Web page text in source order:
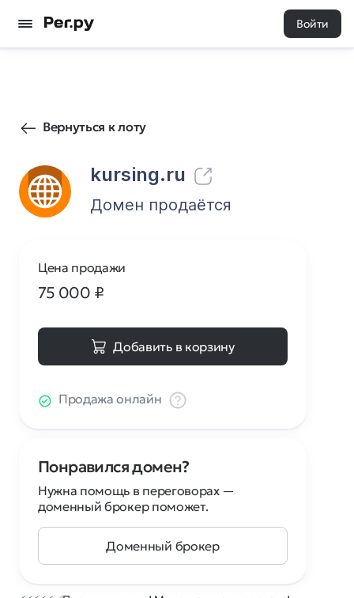
Войти
Вернуться к лоту
kursing.ru
821 0
Домен продаётся
Цена продажи
75 000 ₽
Добавить в корзину
Продажа онлайн
Понравился домен?
Нужна помощь в переговорах —
доменный брокер поможет.
Доменный брокер